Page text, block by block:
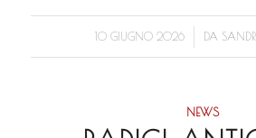
10 GIUGNO 2026
/ DA
NEWS